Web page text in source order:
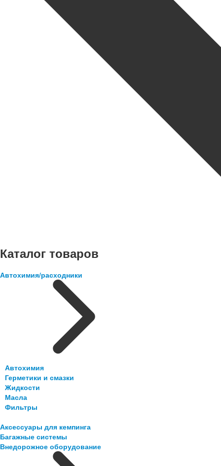
Каталог товаров
Автохимия/расходники
Автохимия
Герметики и смазки
Жидкости
Масла
Фильтры
Аксессуары для кемпинга
Багажные системы
Внедорожное оборудование